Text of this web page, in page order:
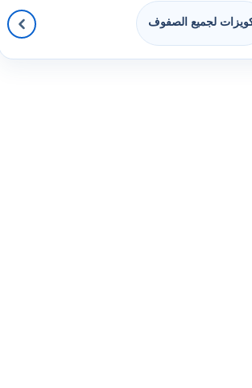
لجميع الصفوف